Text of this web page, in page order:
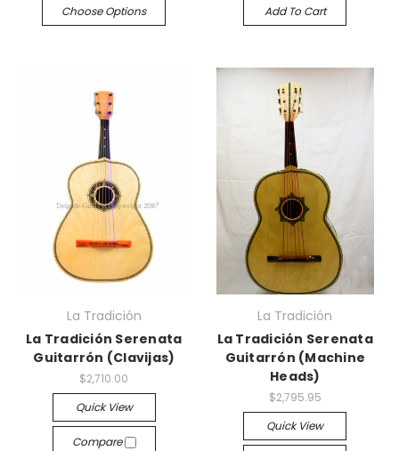
Choose Options Add To Cart
La Tradición
La Tradición Serenata
Guitarrón (Clavijas)
$2,710.00
Quick View
Compare
La Tradición
La Tradición Serenata
Guitarrón (Machine
Heads)
$2,795.95
Quick View